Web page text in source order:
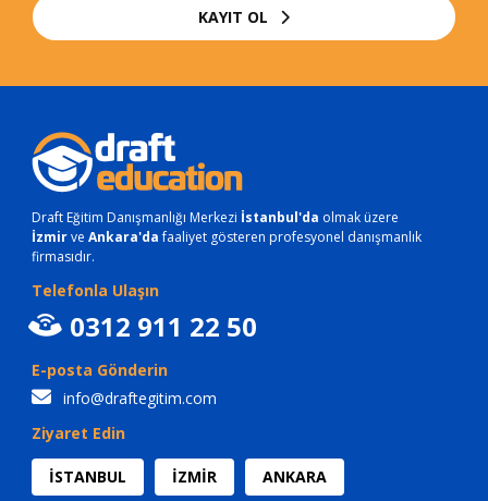
KAYIT OL
Draft Eğitim Danışmanlığı Merkezi İstanbul'da olmak üzere
İzmirve Ankara'dafaaliyet gösteren profesyonel danışmanlık
firmasıdır.
Telefonla Ulaşın
0312 911 22 50
E-posta Gönderin
info@draftegitim.com
Ziyaret Edin
İSTANBUL İZMİR ANKARA